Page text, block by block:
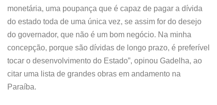
monetária, uma poupança que é capaz de pagar a dívida
do estado toda de uma única vez, se assim for do desejo
do governador, que não é um bom negócio. Na minha
concepção, porque são dívidas de longo prazo, é preferível
tocar o desenvolvimento do Estado”, opinou Gadelha, ao
citar uma lista de grandes obras em andamento na
Paraíba.